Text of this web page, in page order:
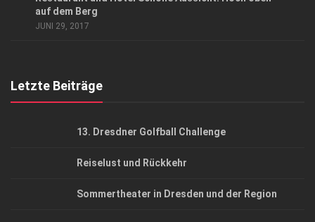
auf dem Berg
JUNI 29, 2017
Letzte Beiträge
13. Dresdner Golfball Challenge
Reiselust und Rückkehr
Sommertheater in Dresden und der Region